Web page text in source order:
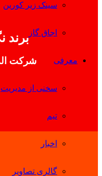
سینک زیر کورین
اجاق گاز
معرفی
سخنی از مدیریت
تیم
اخبار
گالری تصاویر
برند
شرکت